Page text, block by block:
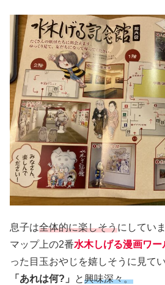
息子は全体的に楽しそうにしてい
マップ上の2番水木しげる漫画ワー
った目玉おやじを嬉しそうに見て
「あれは何?」
と興味深々。